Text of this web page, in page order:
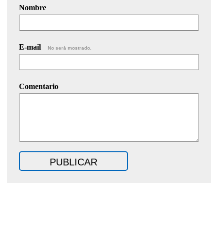
Nombre
E-mail No será mostrado.
Comentario